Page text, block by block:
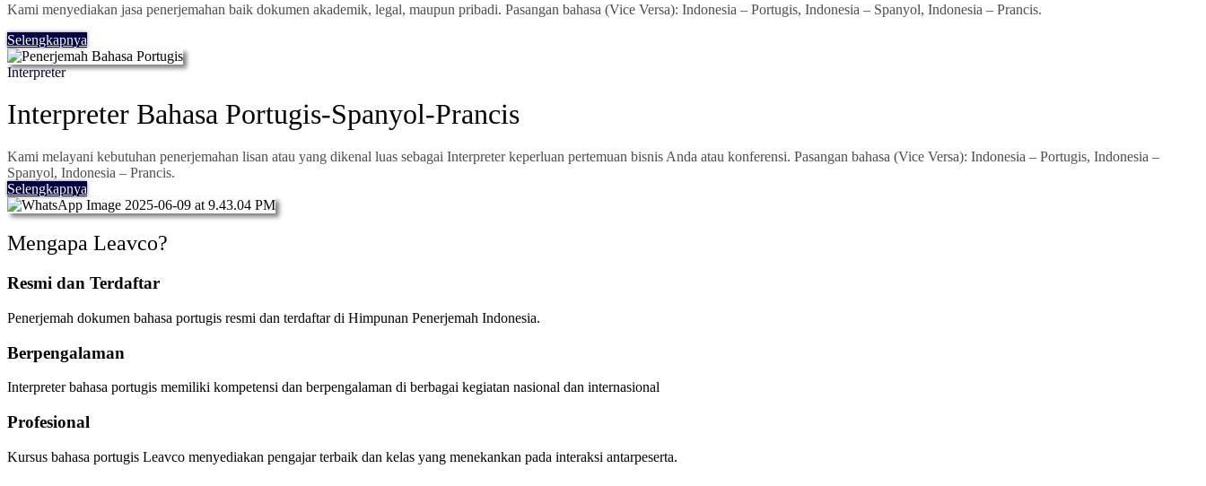
Kami menyediakan jasa penerjemahan baik dokumen akademik, legal, maupun pribadi. Pasangan bahasa (Vice Versa): Indonesia – Portugis, Indonesia – Spanyol, Indonesia – Prancis.
Selengkapnya
Interpreter
Interpreter Bahasa Portugis-Spanyol-Prancis
Kami melayani kebutuhan penerjemahan lisan atau yang dikenal luas sebagai Interpreter keperluan pertemuan bisnis Anda atau konferensi. Pasangan bahasa (Vice Versa): Indonesia – Portugis, Indonesia –
Spanyol, Indonesia – Prancis.
Selengkapnya
Mengapa Leavco?
Resmi dan Terdaftar
Penerjemah dokumen bahasa portugis resmi dan terdaftar di Himpunan Penerjemah Indonesia.
Berpengalaman
Interpreter bahasa portugis memiliki kompetensi dan berpengalaman di berbagai kegiatan nasional dan internasional
Profesional
Kursus bahasa portugis Leavco menyediakan pengajar terbaik dan kelas yang menekankan pada interaksi antarpeserta.